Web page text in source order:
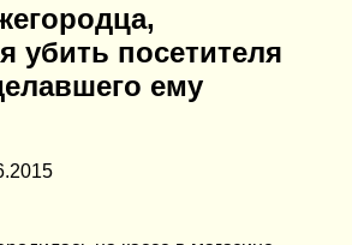
убить посетителя
ему